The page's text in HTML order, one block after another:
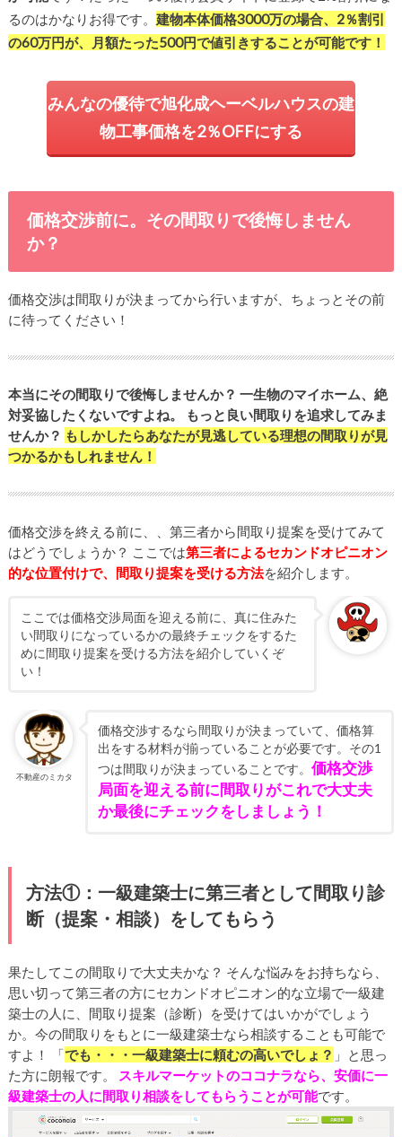
るのはかなりお得です。 建物本体価格3000万の場合、2％割引
の60万円が、月額たった500円で値引きすることが可能です！
みんなの優待で旭化成ヘーベルハウスの建
物工事価格を2％OFFにする
価格交渉前に。その間取りで後悔しません
か？
価格交渉は間取りが決まってから行いますが、ちょっとその前
に待ってください！
本当にその間取りで後悔しませんか？ 一生物のマイホーム、絶
対妥協したくないですよね。
もっと良い間取りを追求してみま
せんか？ もしかしたらあなたが見逃している理想の間取りが見
つかるかもしれません！
価格交渉を終える前に、、第三者から間取り提案を受けてみて
はどうでしょうか？ ここでは第三者によるセカンドオピニオン
的な位置付けで、間取り提案を受ける方法を紹介します。
ここでは価格交渉局面を迎える前に、真に住みた
い間取りになっているかの最終チェックをするた
めに間取り提案を受ける方法を紹介していくぞ
い！
不動産のミカタ
価格交渉するなら間取りが決まっていて、価格算
出をする材料が揃っていることが必要です。その1
つは間取りが決まっていることです。 価格交渉
局面を迎える前に間取りがこれで大丈夫
か最後にチェックをしましょう！
方法①：一級建築士に第三者として間取り診
断（提案・相談）をしてもらう
果たしてこの間取りで大丈夫かな？ そんな悩みをお持ちなら、
思い切って第三者の方にセカンドオピニオン的な立場で一級建
築士の人に、間取り提案（診断）を受けてはいかがでしょう
か。今の間取りをもとに一級建築士なら相談することも可能で
すよ！ 「でも・・・一級建築士に頼むの高いでしょ？ 」と思っ
た方に朗報です。
スキルマーケットのココナラなら、安価に一
級建築士の人に間取り相談をしてもらうことが可能です。